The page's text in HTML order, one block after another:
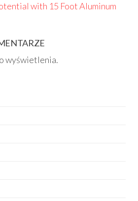
with 15 Foot Aluminum
wyświetlenia.